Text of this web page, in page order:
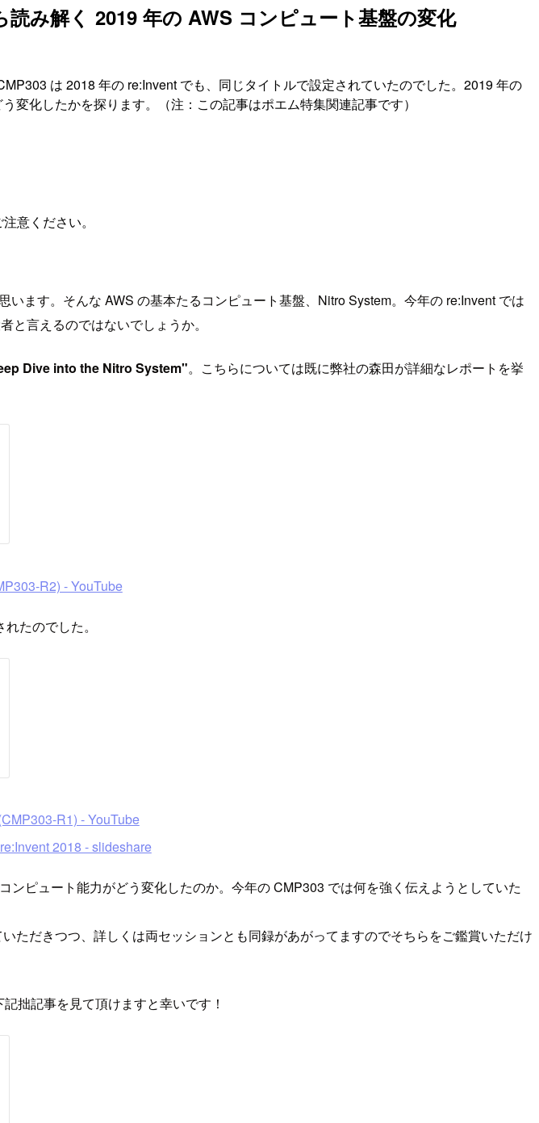
み解く 2019 年の AWS コンピュート基盤の変化
は 2018 年の re:Invent でも、同じタイトルで設定されていたのでした。2019 年の
化したかを探ります。（注：この記事はポエム特集関連記事です）
意ください。
ます。そんな AWS の基本たるコンピュート基盤、Nitro System。今年の re:Invent では
言えるのではないでしょうか。
Dive into the Nitro System"。こちらについては既に弊社の森田が詳細なレポートを挙
R2) - YouTube
たのでした。
R1) - YouTube
2018 - slideshare
ピュート能力がどう変化したのか。今年の CMP303 では何を強く伝えようとしていた
だきつつ、詳しくは両セッションとも同録があがってますのでそちらをご鑑賞いただけ
拙記事を見て頂けますと幸いです！